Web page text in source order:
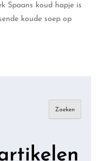
Spaans koud hapje is
koude soep op
Zoeken